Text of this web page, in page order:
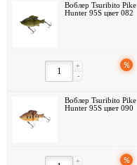
Воблер Tsuribito Pike
Hunter 95S цвет 082
-
+ %
Воблер Tsuribito Pike
Hunter 95S цвет 090
+ %